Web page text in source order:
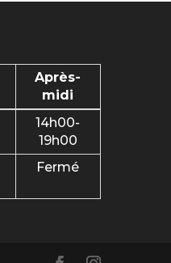
Après-
midi
14h00-
19h00
Fermé